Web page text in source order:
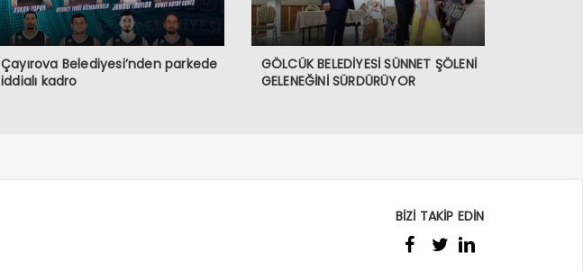
Çayırova Belediyesi’nden parkede
iddialı kadro
GÖLCÜK BELEDİYESİ SÜNNET ŞÖLENİ
GELENEĞİNİ SÜRDÜRÜYOR
BİZİ TAKİP EDİN